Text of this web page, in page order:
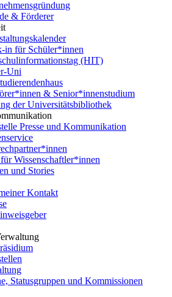
& Förderer
in für Schüler*innen
(HIT)
Uni
& Senior*innenstudium
der Universitätsbibliothek
Presse und Kommunikation
Wissenschaftler*innen
und Stories
Kontakt
Statusgruppen und Kommissionen